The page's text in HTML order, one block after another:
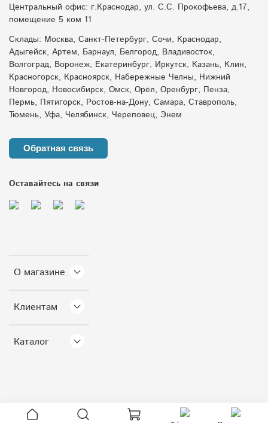
О магазине
Клиентам
Каталог
Центральный офис: г.Краснодар, ул. С.С. Прокофьева, д.17,
помещение 5 ком 11
Склады: Москва, Санкт-Петербург, Сочи, Краснодар,
Адыгейск, Артем, Барнаул, Белгород, Владивосток,
Волгоград, Воронеж, Екатеринбург, Иркутск, Казань, Клин,
Красногорск, Красноярск, Набережные Челны, Нижний
Новгород, Новосибирск, Омск, Орёл, Оренбург, Пенза,
Пермь, Пятигорск, Ростов-на-Дону, Самара, Ставрополь,
Тюмень, Уфа, Челябинск, Череповец, Энем
Обратная связь
Оставайтесь на связи